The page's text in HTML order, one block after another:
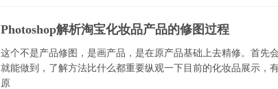
Photoshop解析淘宝化妆品产品的修图过程
这个不是产品修图，是画产品，是在原产品基础上去精修。首先
就能做到，了解方法比什么都重要纵观一下目前的化妆品展示，
原